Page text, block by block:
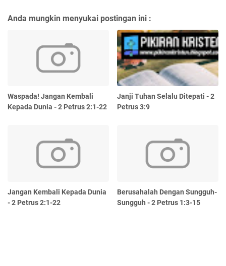
Anda mungkin menyukai postingan ini :
Waspada! Jangan Kembali
Kepada Dunia - 2 Petrus 2:1-22
Janji Tuhan Selalu Ditepati - 2
Petrus 3:9
Jangan Kembali Kepada Dunia
- 2 Petrus 2:1-22
Berusahalah Dengan Sungguh-
Sungguh - 2 Petrus 1:3-15